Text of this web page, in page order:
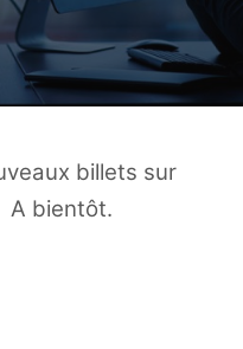
billets sur
A bientôt.